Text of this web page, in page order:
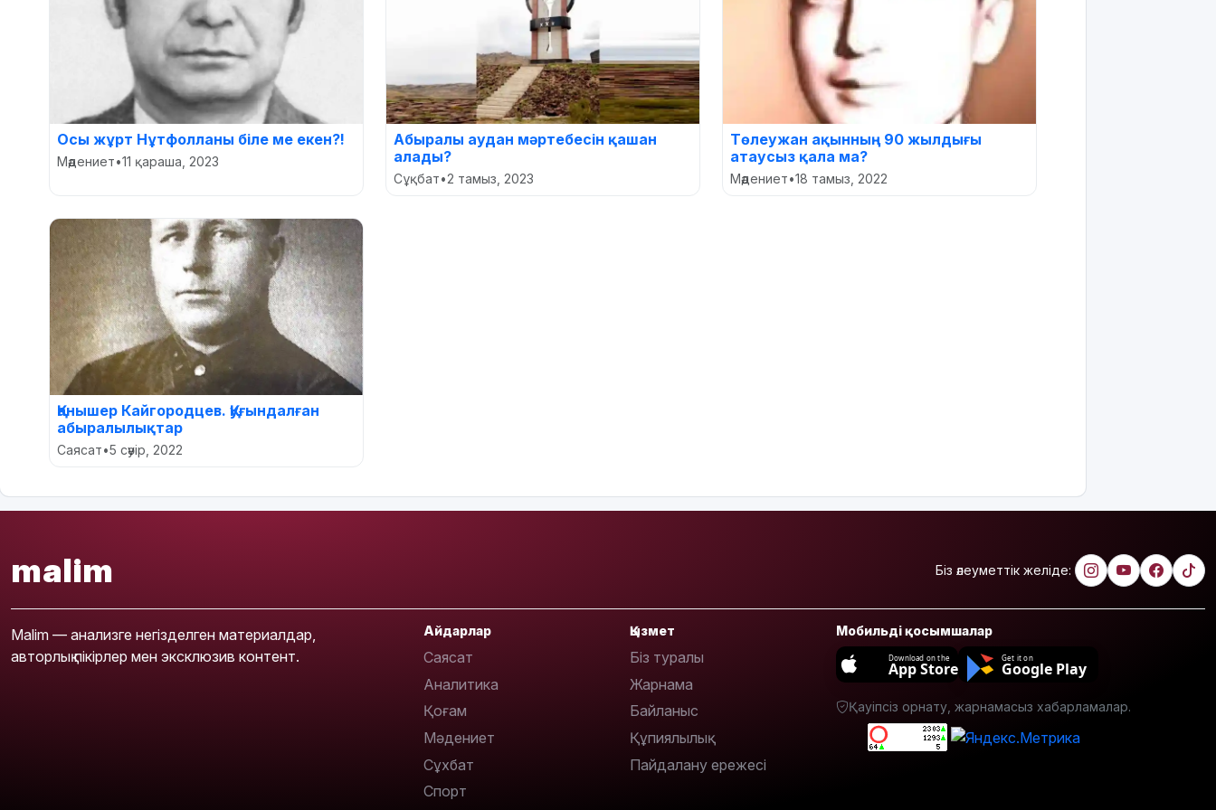
Осы жұрт Нұтфолланы біле ме екен?!
Мәдениет•11 қараша, 2023
Абыралы аудан мәртебесін қашан
алады?
Сұқбат•2 тамыз, 2023
Төлеужан ақынның 90 жылдығы
атаусыз қала ма?
Мәдениет•18 тамыз, 2022
Қанышер Кайгородцев. Қуғындалған
абыралылықтар
Саясат•5 сәуір, 2022
malim Біз әлеуметтік желіде:
Malim — анализге негізделген материалдар,
авторлық пікірлер мен эксклюзив контент.
Айдарлар
Саясат
Аналитика
Қоғам
Мәдениет
Сұхбат
Спорт
Қызмет
Біз туралы
Жарнама
Байланыс
Құпиялылық
Пайдалану ережесі
Мобильді қосымшалар
Download on the
App Store
Get it on
Google Play
Қауіпсіз орнату, жарнамасыз хабарламалар.